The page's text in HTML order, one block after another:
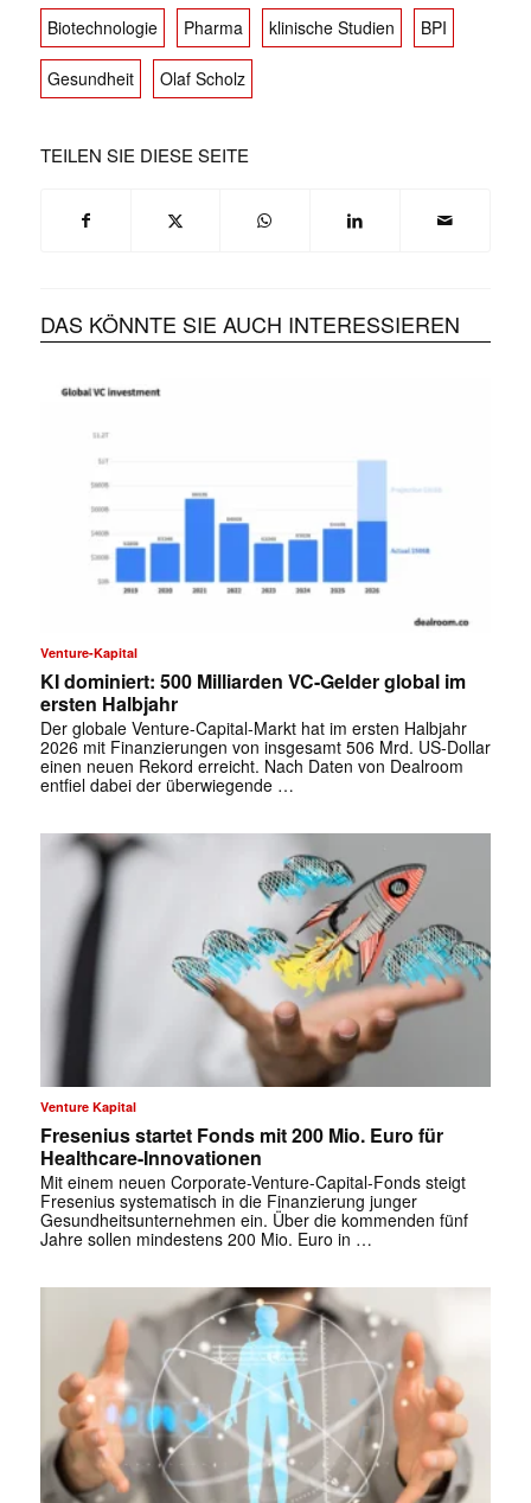
Biotechnologie Pharma klinische Studien BPI
Gesundheit Olaf Scholz
TEILEN SIE DIESE SEITE
DAS KÖNNTE SIE AUCH INTERESSIEREN
Venture-Kapital
KI dominiert: 500 Milliarden VC-Gelder global im
ersten Halbjahr
Der globale Venture-Capital-Markt hat im ersten Halbjahr
2026 mit Finanzierungen von insgesamt 506 Mrd. US-Dollar
einen neuen Rekord erreicht. Nach Daten von Dealroom
entfiel dabei der überwiegende …
Venture Kapital
Fresenius startet Fonds mit 200 Mio. Euro für
Healthcare-Innovationen
Mit einem neuen Corporate-Venture-Capital-Fonds steigt
Fresenius systematisch in die Finanzierung junger
Gesundheitsunternehmen ein. Über die kommenden fünf
Jahre sollen mindestens 200 Mio. Euro in …